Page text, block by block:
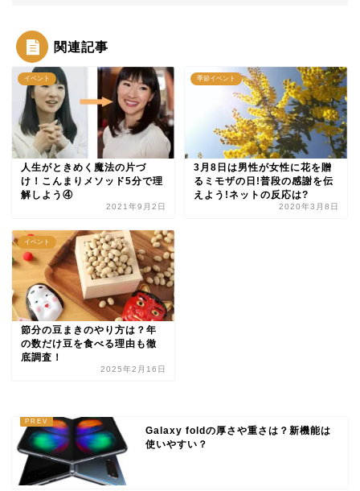
関連記事
イベント
人生がときめく魔法の片づ
け！こんまりメソッド5分で理
解しよう④
2021年9月2日
季節イベント
3月8日は男性が女性に花を贈
るミモザの日!普段の感謝を伝
えよう!ネットの反応は?
2020年3月8日
イベント
節分の豆まきのやり方は？年
の数だけ豆を食べる理由も徹
底調査！
2025年2月16日
Galaxy foldの厚さや重さは？新機能は
使いやすい？